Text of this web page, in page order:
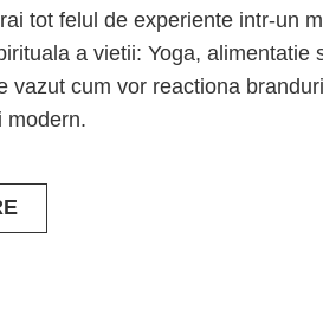
tot felul de experiente intr-un
a vietii: Yoga, alimentatie
vazut cum vor reactiona
modern.